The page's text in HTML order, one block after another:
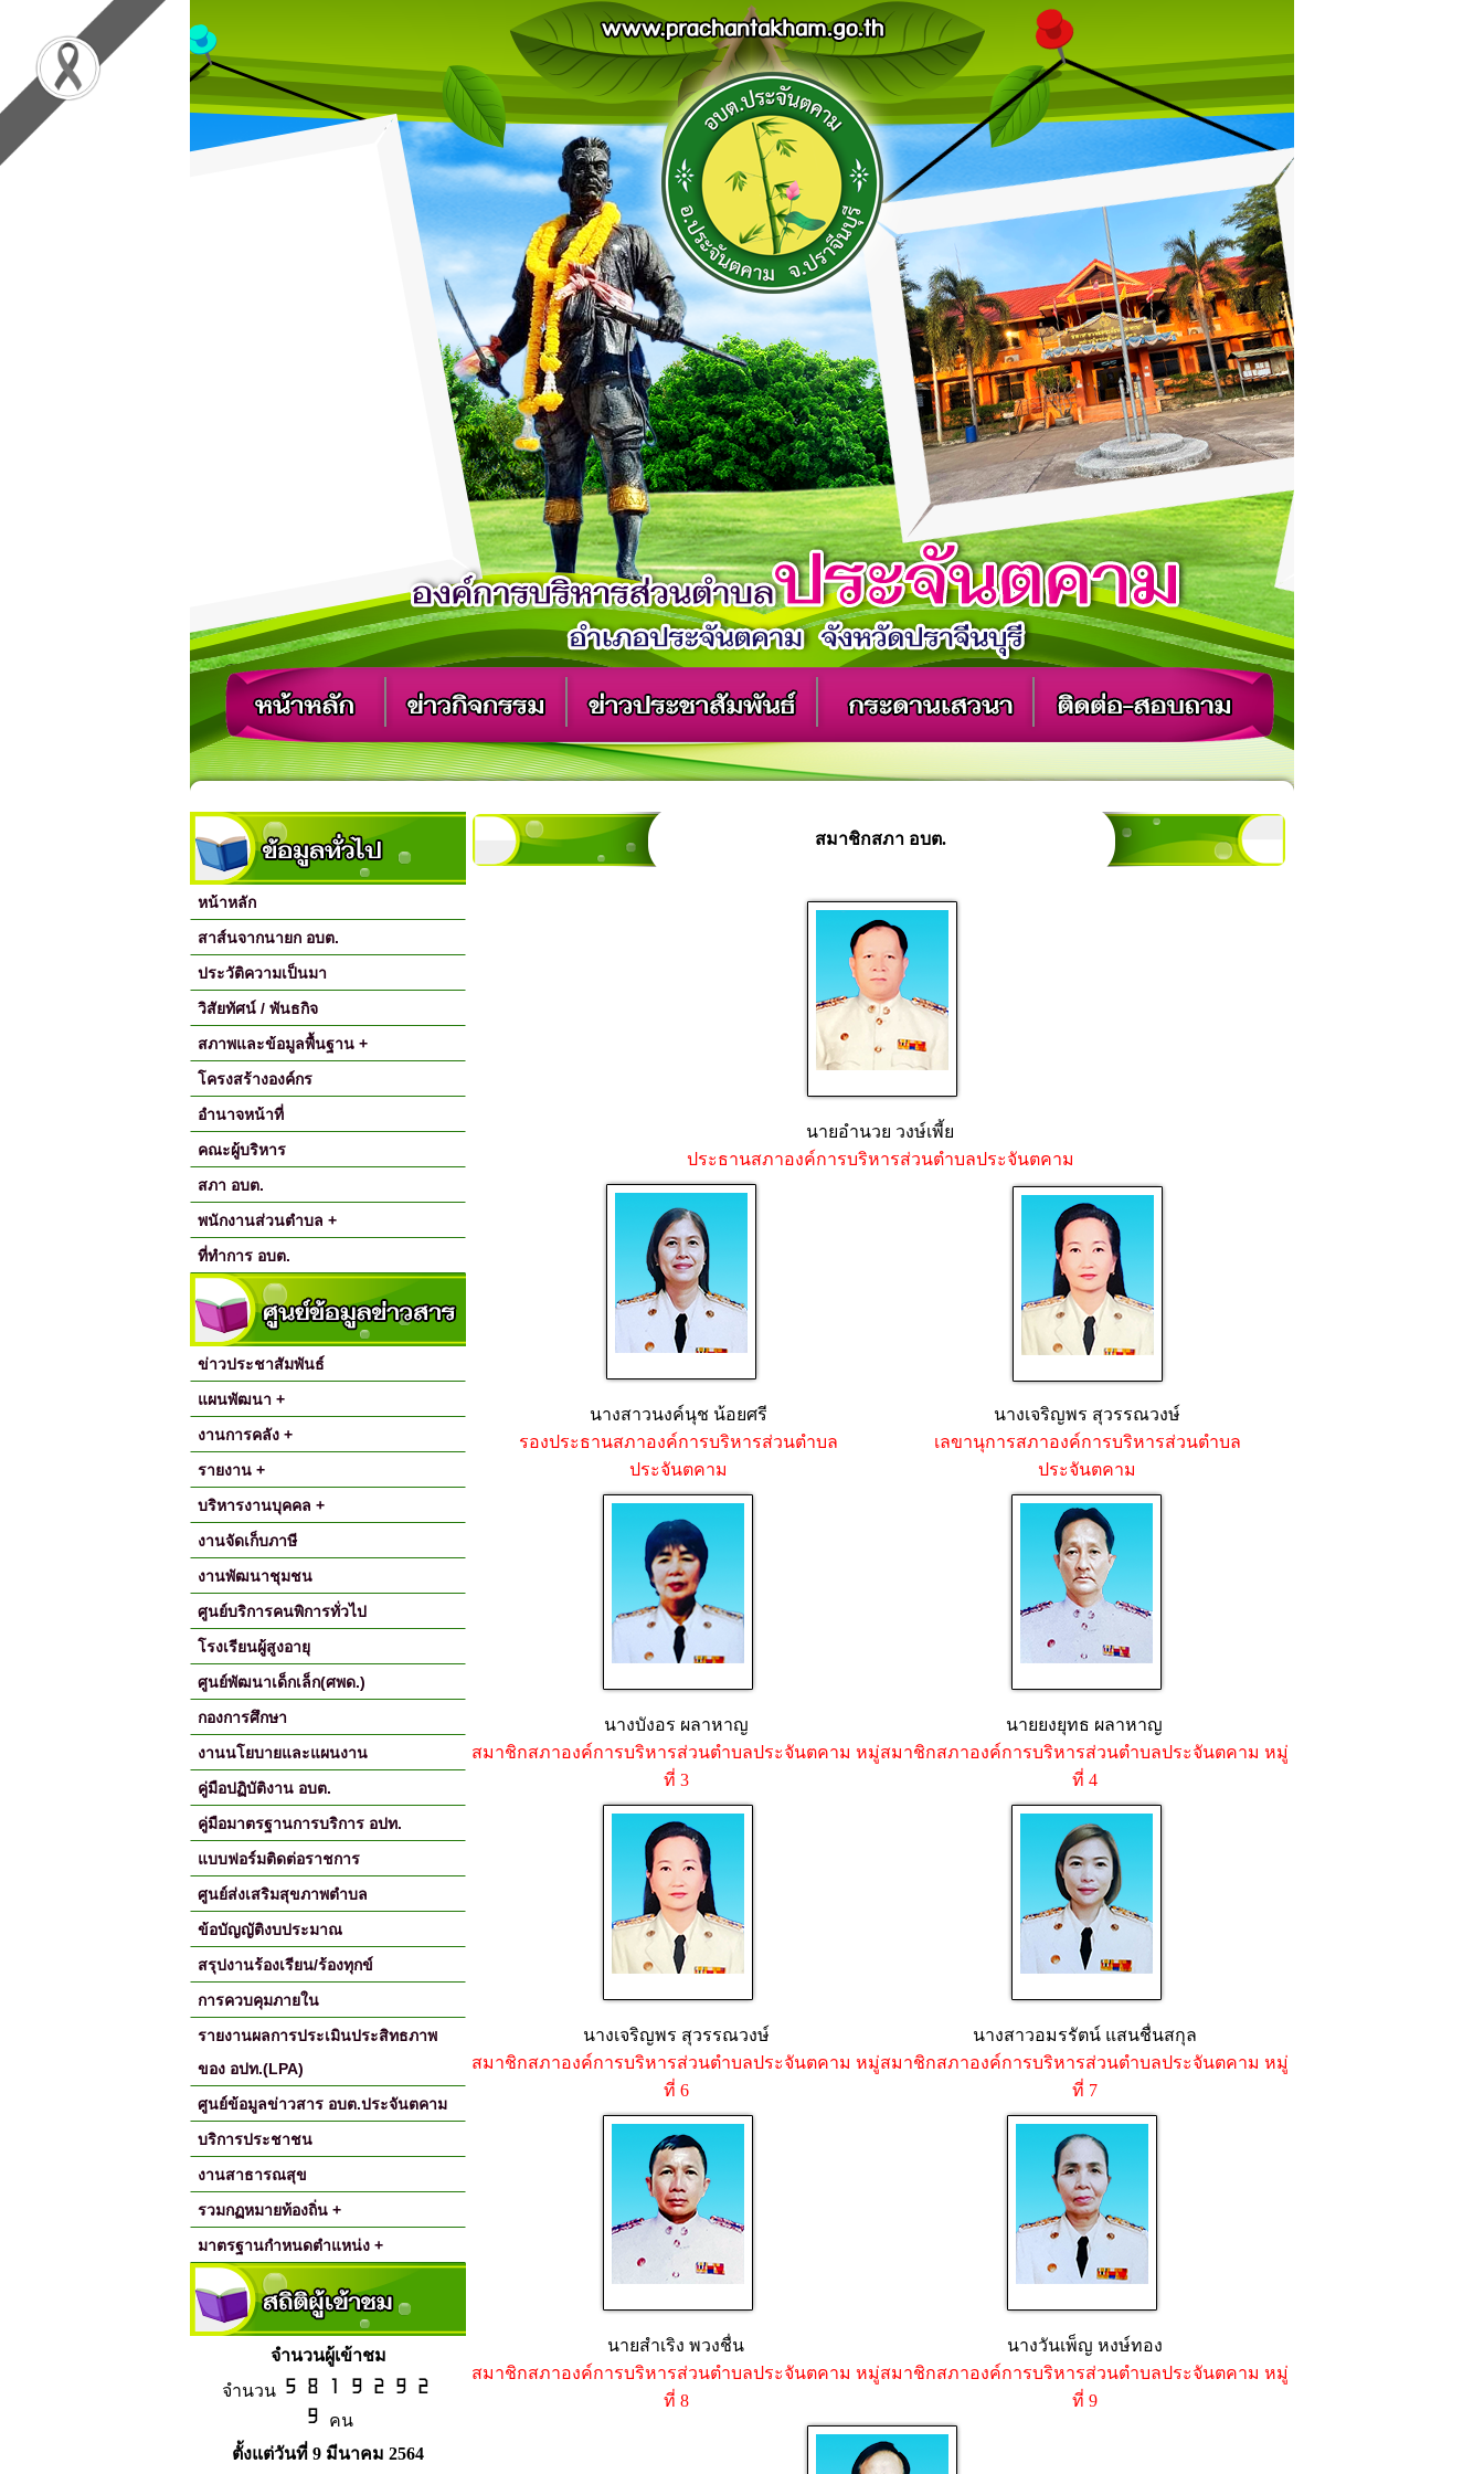
หน้าหลัก
สาส์นจากนายก อบต.
ประวัติความเป็นมา
วิสัยทัศน์ / พันธกิจ
สภาพและข้อมูลพื้นฐาน +
โครงสร้างองค์กร
อำนาจหน้าที่
คณะผู้บริหาร
สภา อบต.
พนักงานส่วนตำบล +
ที่ทำการ อบต.
ข่าวประชาสัมพันธ์
แผนพัฒนา +
งานการคลัง +
รายงาน +
บริหารงานบุคคล +
งานจัดเก็บภาษี
งานพัฒนาชุมชน
ศูนย์บริการคนพิการทั่วไป
โรงเรียนผู้สูงอายุ
ศูนย์พัฒนาเด็กเล็ก(ศพด.)
กองการศึกษา
งานนโยบายและแผนงาน
คู่มือปฏิบัติงาน อบต.
คู่มือมาตรฐานการบริการ อปท.
แบบฟอร์มติดต่อราชการ
ศูนย์ส่งเสริมสุขภาพตำบล
ข้อบัญญัติงบประมาณ
สรุปงานร้องเรียน/ร้องทุกข์
การควบคุมภายใน
รายงานผลการประเมินประสิทธภาพ
ของ อปท.(LPA)
ศูนย์ข้อมูลข่าวสาร อบต.ประจันตคาม
บริการประชาชน
งานสาธารณสุข
รวมกฏหมายท้องถิ่น +
มาตรฐานกำหนดตำแหน่ง +
จำนวนผู้เข้าชม
จำนวน
คน
ตั้งแต่วันที่ 9 มีนาคม 2564
สมาชิกสภา อบต.
นายอำนวย วงษ์เพี้ย
ประธานสภาองค์การบริหารส่วนตำบลประจันตคาม
นางสาวนงค์นุช น้อยศรี
นางเจริญพร สุวรรณวงษ์
รองประธานสภาองค์การบริหารส่วนตำบล
ประจันตคาม
เลขานุการสภาองค์การบริหารส่วนตำบล
ประจันตคาม
นางบังอร ผลาหาญ
นายยงยุทธ ผลาหาญ
สมาชิกสภาองค์การบริหารส่วนตำบลประจันตคาม หมู่
ที่ 3
สมาชิกสภาองค์การบริหารส่วนตำบลประจันตคาม หมู่
ที่ 4
นางเจริญพร สุวรรณวงษ์
นางสาวอมรรัตน์ แสนชื่นสกุล
สมาชิกสภาองค์การบริหารส่วนตำบลประจันตคาม หมู่
ที่ 6
สมาชิกสภาองค์การบริหารส่วนตำบลประจันตคาม หมู่
ที่ 7
นายสำเริง พวงชื่น
นางวันเพ็ญ หงษ์ทอง
สมาชิกสภาองค์การบริหารส่วนตำบลประจันตคาม หมู่
ที่ 8
สมาชิกสภาองค์การบริหารส่วนตำบลประจันตคาม หมู่
ที่ 9